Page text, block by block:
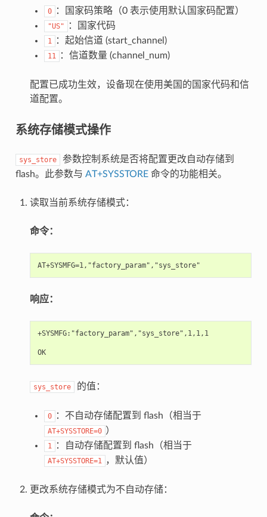
0 ：国家码策略（0 表示使用默认国家码配置）
"US" ：国家代码
1 ：起始信道 (start_channel)
11 ：信道数量 (channel_num)
配置已成功生效，设备现在使用美国的国家代码和信
道配置。
系统存储模式操作
sys_store
参数控制系统是否将配置更改自动存储到
flash。此参数与 AT+SYSSTORE命令的功能相关。
读取当前系统存储模式：
命令：
响应：
+SYSMFG:"factory_param","sys_store",1,1,1
OK
sys_store 的值：
0 ：不自动存储配置到 flash（相当于
AT+SYSSTORE=0 ）
1 ：自动存储配置到 flash（相当于
AT+SYSSTORE=1 ，默认值）
更改系统存储模式为不自动存储：